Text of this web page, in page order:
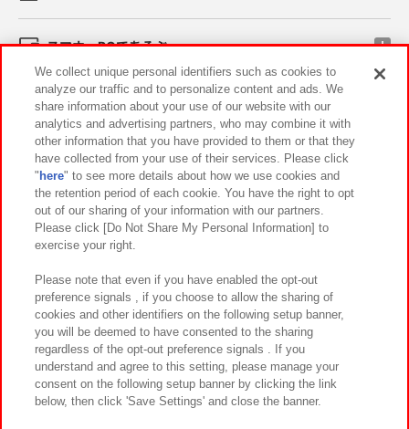
スマホ・PCであそぶ
イベント・キャンペーン
関連会社 サステナビリティ サイトポリシー
プライバシーポリシー ウェブアクセシビリティ方針と検証結果
お取引先さまとともに
カスタマーハラスメント対応方針 よくあるご質問・お問い合わせ
©Bandai Namco Amusement Inc.
We collect unique personal identifiers such as cookies to
analyze our traffic and to personalize content and ads. We
share information about your use of our website with our
analytics and advertising partners, who may combine it with
other information that you have provided to them or that they
have collected from your use of their services. Please click
" here" to see more details about how we use cookies and
the retention period of each cookie. You have the right to opt
out of our sharing of your information with our partners.
Please click [Do Not Share My Personal Information] to
exercise your right.
Please note that even if you have enabled the opt-out
preference signals , if you choose to allow the sharing of
cookies and other identifiers on the following setup banner,
you will be deemed to have consented to the sharing
regardless of the opt-out preference signals . If you
understand and agree to this setting, please manage your
consent on the following setup banner by clicking the link
below, then click 'Save Settings' and close the banner.